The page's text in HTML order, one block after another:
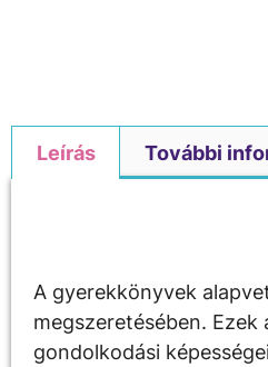
Leírás További
A gyerekkönyvek
megszeretésében.
gondolkodási